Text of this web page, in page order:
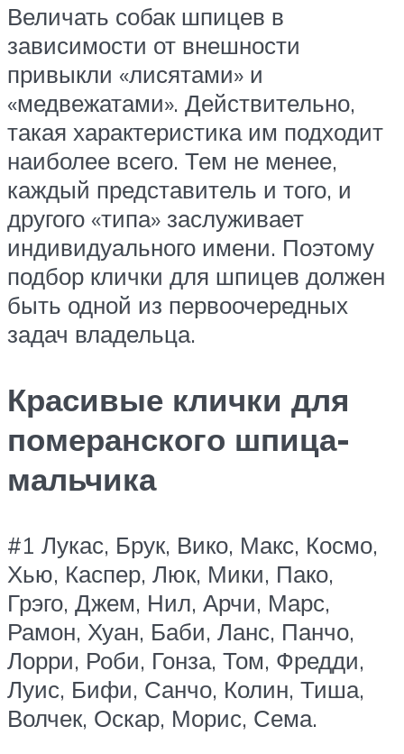
Величать собак шпицев в
зависимости от внешности
привыкли «лисятами» и
«медвежатами». Действительно,
такая характеристика им подходит
наиболее всего. Тем не менее,
каждый представитель и того, и
другого «типа» заслуживает
индивидуального имени. Поэтому
подбор клички для шпицев должен
быть одной из первоочередных
задач владельца.
Красивые клички для
померанского шпица-
мальчика
#1 Лукас, Брук, Вико, Макс, Космо,
Хью, Каспер, Люк, Мики, Пако,
Грэго, Джем, Нил, Арчи, Марс,
Рамон, Хуан, Баби, Ланс, Панчо,
Лорри, Роби, Гонза, Том, Фредди,
Луис, Бифи, Санчо, Колин, Тиша,
Волчек, Оскар, Морис, Сема.